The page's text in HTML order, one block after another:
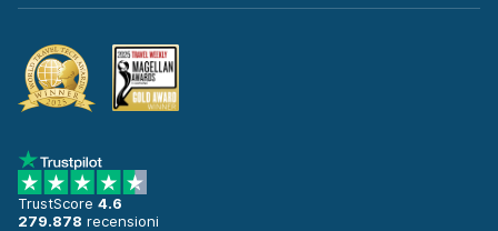
TrustScore 4.6
279.878 recensioni